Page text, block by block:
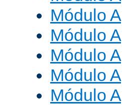
Módulo
Módulo
Módulo
Módulo
Módulo